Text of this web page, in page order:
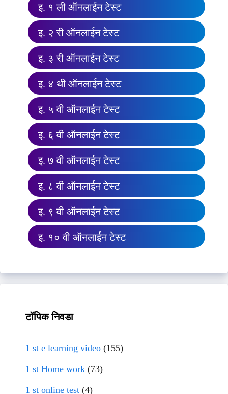
इ. १ ली ऑनलाईन टेस्ट
इ. २ री ऑनलाईन टेस्ट
इ. ३ री ऑनलाईन टेस्ट
इ. ४ थी ऑनलाईन टेस्ट
इ. ५ वी ऑनलाईन टेस्ट
इ. ६ वी ऑनलाईन टेस्ट
इ. ७ वी ऑनलाईन टेस्ट
इ. ८ वी ऑनलाईन टेस्ट
इ. ९ वी ऑनलाईन टेस्ट
इ. १० वी ऑनलाईन टेस्ट
टॉपिक निवडा
1 st e learning video (155)
1 st Home work (73)
1 st online test (4)